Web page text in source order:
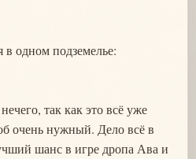
в одном подземелье:
так как это всё уже
очень нужный. Дело всё в
шанс в игре дропа Ава и